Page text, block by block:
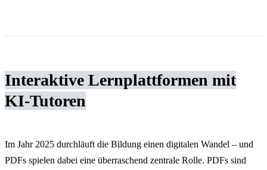
Interaktive Lernplattformen mit
KI-Tutoren
Im Jahr 2025 durchläuft die Bildung einen digitalen Wandel – und
PDFs spielen dabei eine überraschend zentrale Rolle. PDFs sind